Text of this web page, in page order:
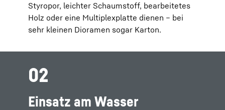
Styropor, leichter Schaumstoff, bearbeitetes
Holz oder eine Multiplexplatte dienen – bei
sehr kleinen Dioramen sogar Karton.
02
Einsatz am Wasser